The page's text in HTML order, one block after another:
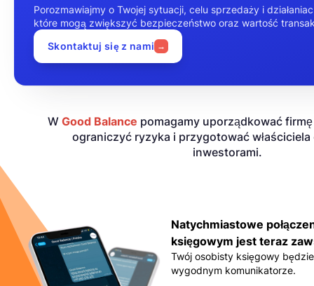
Porozmawiajmy o Twojej sytuacji, celu sprzedaży i
które mogą zwiększyć bezpieczeństwo oraz wartość
Skontaktuj się z nami →
W Good Balance pomagamy uporządkować
ograniczyć ryzyka i przygotować
inwestorami.
Natychmiastowe
księgowym jest teraz
Twój osobisty księgowy
wygodnym komunikatorze.